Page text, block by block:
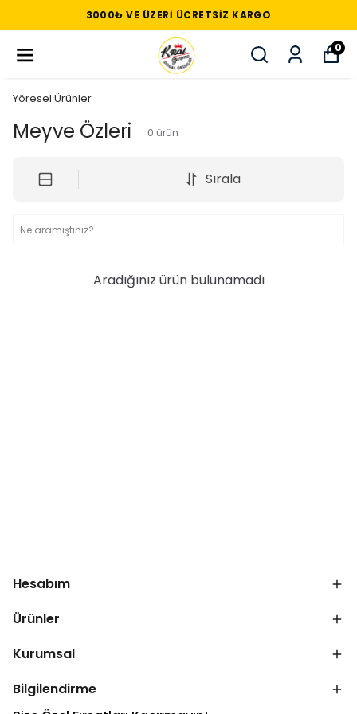
3000₺ VE ÜZERI ÜCRETSIZ KARGO
0
Yöresel Ürünler
Meyve Özleri 0 ürün
Sırala
Aradığınız ürün bulunamadı
Hesabım
Ürünler
Kurumsal
Bilgilendirme